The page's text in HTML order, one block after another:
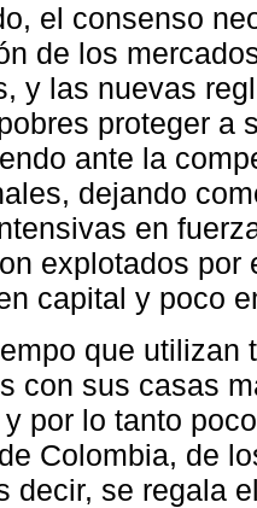
el consenso
de los
y las nuevas
proteger a
ante la
dejando
en
explotados
capital y poco
que utilizan
con sus casas
por lo tanto
Colombia, de
decir, se regala